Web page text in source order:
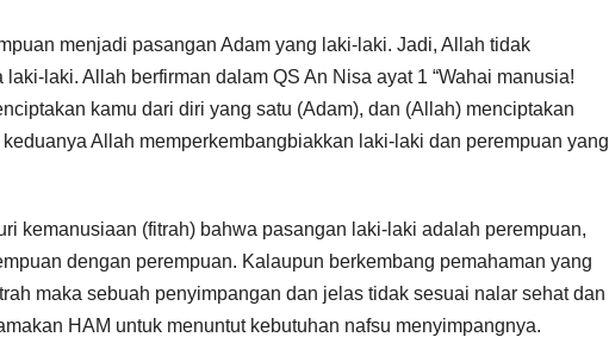
menjadi pasangan Adam yang laki-laki. Jadi, Allah tidak
laki. Allah berfirman dalam QS An Nisa ayat 1 “Wahai manusia!
kamu dari diri yang satu (Adam), dan (Allah) menciptakan
Allah memperkembangbiakkan laki-laki dan perempuan yang
kemanusiaan (fitrah) bahwa pasangan laki-laki adalah perempuan,
dengan perempuan. Kalaupun berkembang pemahaman yang
maka sebuah penyimpangan dan jelas tidak sesuai nalar sehat dan
HAM untuk menuntut kebutuhan nafsu menyimpangnya.